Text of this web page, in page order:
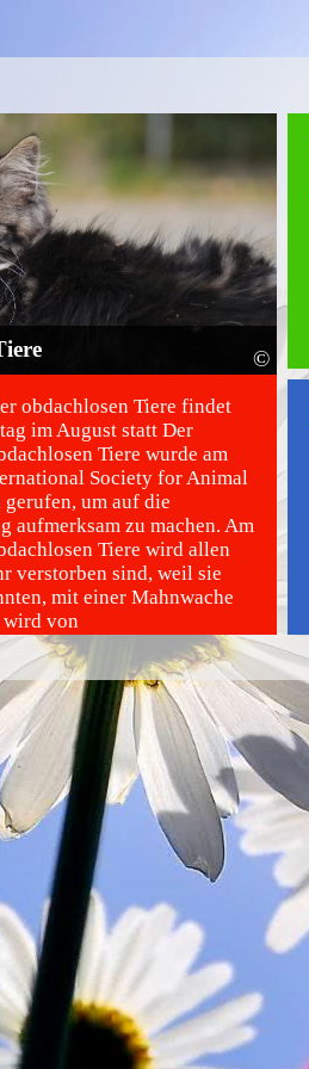
©
obdachlosen Tiere findet
im August statt Der
Tiere wurde am
Society for Animal
um auf die
aufmerksam zu machen. Am
Tiere wird allen
verstorben sind, weil sie
mit einer Mahnwache
wird von
genutzt um mit
Haustierüberbevölkerung